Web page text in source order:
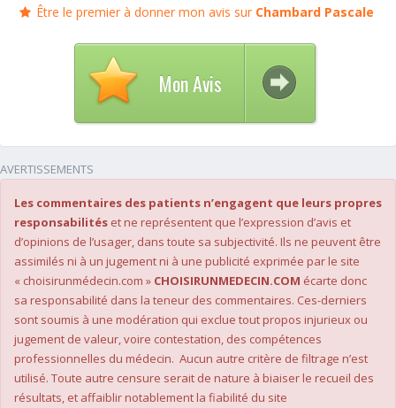
Être le premier à donner mon avis sur Chambard Pascale
Mon Avis
AVERTISSEMENTS
Les commentaires des patients n’engagent que leurs propres
responsabilités et ne représentent que l’expression d’avis et
d’opinions de l’usager, dans toute sa subjectivité. Ils ne peuvent être
assimilés ni à un jugement ni à une publicité exprimée par le site
« choisirunmédecin.com » CHOISIRUNMEDECIN.COM écarte donc
sa responsabilité dans la teneur des commentaires. Ces-derniers
sont soumis à une modération qui exclue tout propos injurieux ou
jugement de valeur, voire contestation, des compétences
professionnelles du médecin. Aucun autre critère de filtrage n’est
utilisé. Toute autre censure serait de nature à biaiser le recueil des
résultats, et affaiblir notablement la fiabilité du site